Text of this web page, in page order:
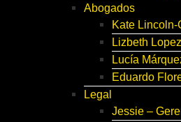
Abogados
Kate
Lizbeth
Lucía
Eduardo
Legal
Jessie –